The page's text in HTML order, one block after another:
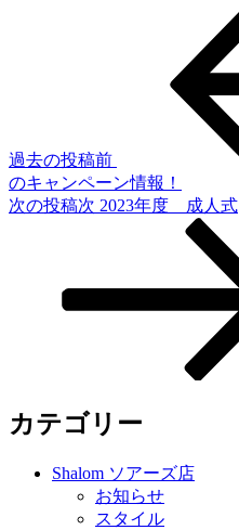
過去の投稿前
のキャンペーン情報！
次の投稿次 2023年度 成人式
カテゴリー
Shalom ソアーズ店
お知らせ
スタイル